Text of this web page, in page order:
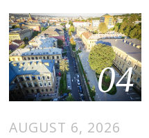
04
AUGUST 6, 2026